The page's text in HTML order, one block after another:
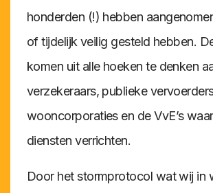
honderden (!) hebben
of tijdelijk veilig gesteld hebben.
komen uit alle hoeken te denken
verzekeraars, publieke
wooncorporaties en de VvE’s
diensten verrichten.
Door het stormprotocol wat wij in